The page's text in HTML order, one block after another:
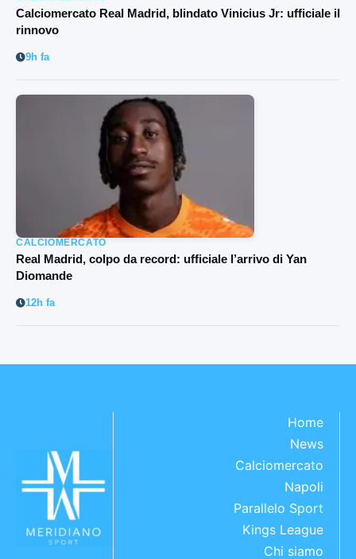
Calciomercato Real Madrid, blindato Vinicius Jr: ufficiale il
rinnovo
9h fa
CALCIOMERCATO
Real Madrid, colpo da record: ufficiale l’arrivo di Yan
Diomande
12h fa
Home
News
Calciomercato
Napoli
Parallelo Sport
Kings League
Chi siamo